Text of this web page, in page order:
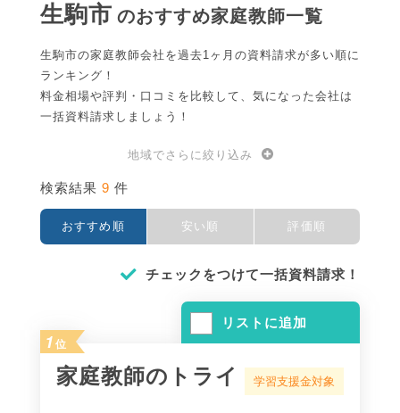
生駒市 のおすすめ家庭教師一覧
生駒市の家庭教師会社を過去1ヶ月の資料請求が多い順に
ランキング！
料金相場や評判・口コミを比較して、気になった会社は
一括資料請求しましょう！
地域でさらに絞り込み
検索結果 9 件
おすすめ順 安い順 評価順
チェックをつけて一括資料請求！
リストに追加
1 位
家庭教師のトライ 学習支援金対象